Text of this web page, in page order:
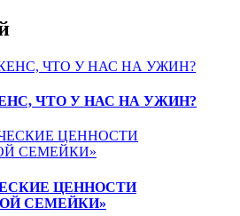
ЧТО У НАС НА УЖИН?
ЦЕННОСТИ
СЕМЕЙКИ»